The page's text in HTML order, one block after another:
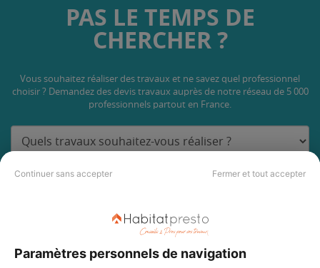
Continuer sans accepter Fermer et tout accepter
Paramètres personnels de navigation
PAS LE TEMPS DE
CHERCHER ?
Vous souhaitez réaliser des travaux et ne savez quel professionnel
choisir ? Demandez des devis travaux auprès de notre réseau de 5 000
professionnels partout en France.
DEMANDER UN DEVIS